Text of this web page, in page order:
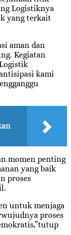
Logistiknya
yang terkait
aman dan
Kegiatan
kami
momen penting
yang baik
proses
untuk menjaga
proses